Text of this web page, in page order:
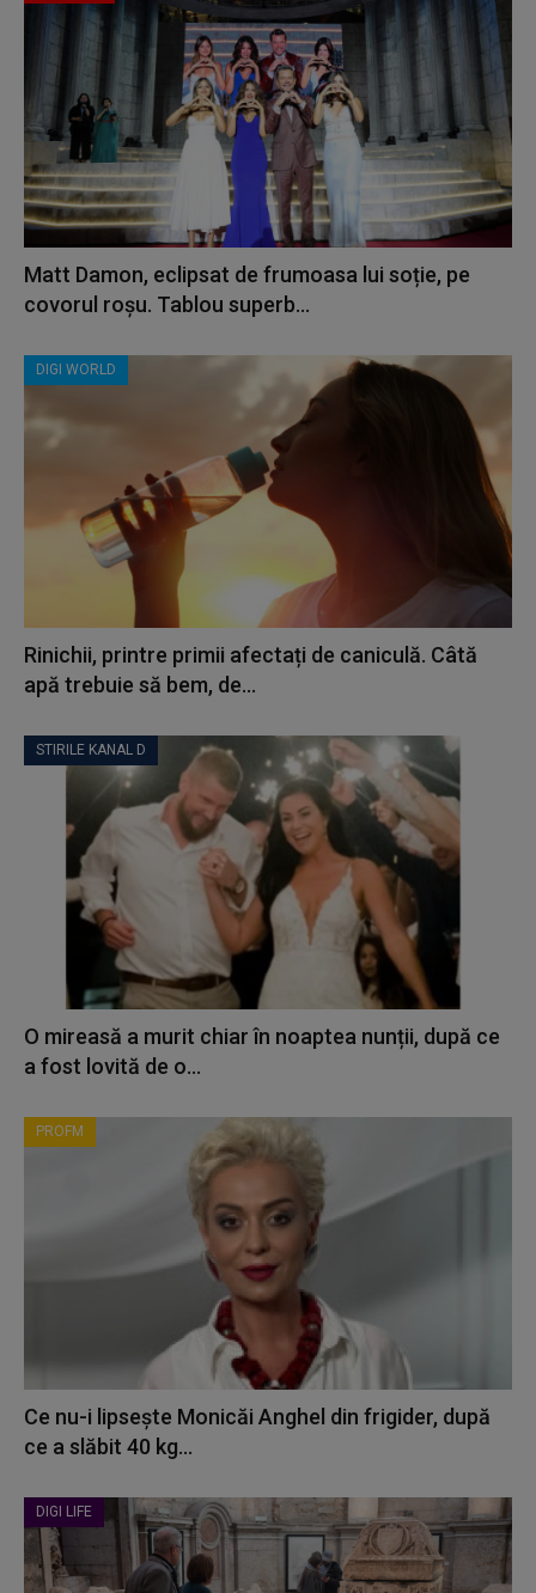
Matt Damon, eclipsat de frumoasa lui soție, pe
covorul roșu. Tablou superb...
DIGI WORLD
Rinichii, printre primii afectați de caniculă. Câtă
apă trebuie să bem, de...
STIRILE KANAL D
O mireasă a murit chiar în noaptea nunții, după ce
a fost lovită de o...
PROFM
Ce nu-i lipsește Monicăi Anghel din frigider, după
ce a slăbit 40 kg...
DIGI LIFE